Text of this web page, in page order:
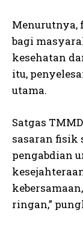
Menurutnya,
bagi
kesehatan
itu,
utama.
Satgas
sasaran fisik
pengabdian
ringan,”